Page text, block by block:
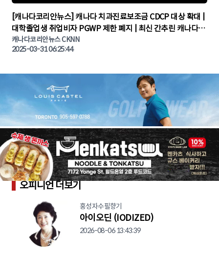
▶
[캐나다코리안뉴스] 캐나다 치과진료보조금 CDCP 대상 확대 |
대학졸업생 취업비자 PGWP 제한 폐지 | 최신 간추린 캐나다뉴
스 | CKNNEWS | 캐나다뉴스 | 토론토뉴스
캐나다코리안뉴스 CKNN
2025-03-31 06:25:44
오피니언 더보기
홍성자수필향기
아이오딘 (IODIZED)
2026-08-06 13:43:39